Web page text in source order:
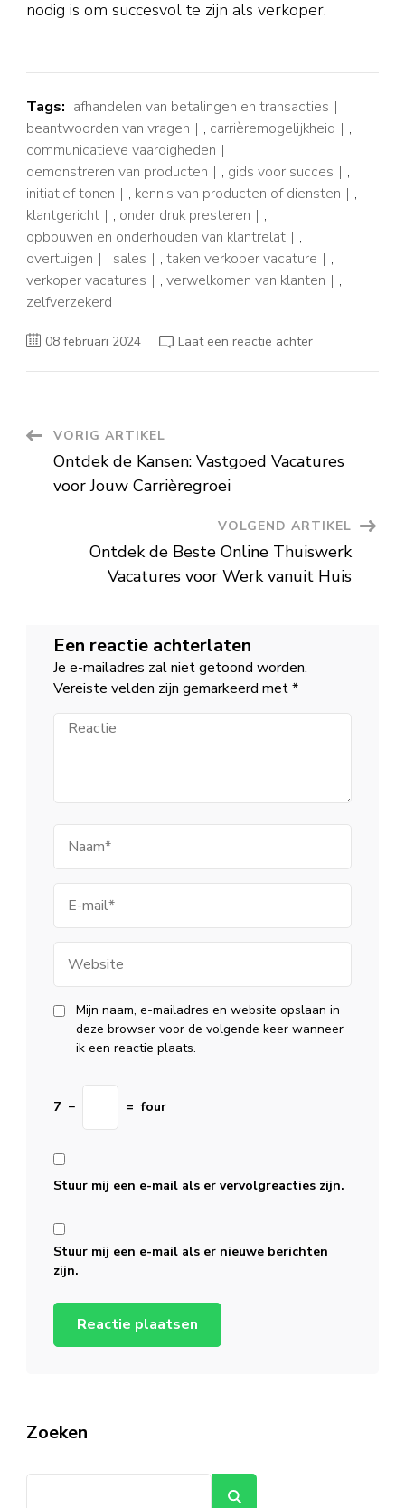
nodig is om succesvol te zijn als verkoper.
Tags: afhandelen van betalingen en transacties
,
beantwoorden van vragen
, carrièremogelijkheid
,
communicatieve vaardigheden
,
demonstreren van producten
, gids voor succes
,
initiatief tonen
, kennis van producten of diensten
,
klantgericht
, onder druk presteren
,
opbouwen en onderhouden van klantrelat
,
overtuigen
, sales , taken verkoper vacature
,
verkoper vacatures
, verwelkomen van klanten
,
zelfverzekerd
08 februari 2024 Laat een reactie achterop
Berichtnavigatie
VORIG ARTIKEL
Ontdek de Kansen: Vastgoed Vacatures
voor Jouw Carrièregroei
VOLGEND ARTIKEL
Ontdek de Beste Online Thuiswerk
Vacatures voor Werk vanuit Huis
Een reactie achterlaten
Je e-mailadres zal niet getoond worden.
Vereiste velden zijn gemarkeerd met*
Reactie
mail
Mijn naam, e-mailadres en website opslaan in
deze browser voor de volgende keer wanneer
ik een reactie plaats.
7 − = four
Stuur mij een e-mail als er vervolgreacties zijn.
Stuur mij een e-mail als er nieuwe berichten
zijn.
Zoeken